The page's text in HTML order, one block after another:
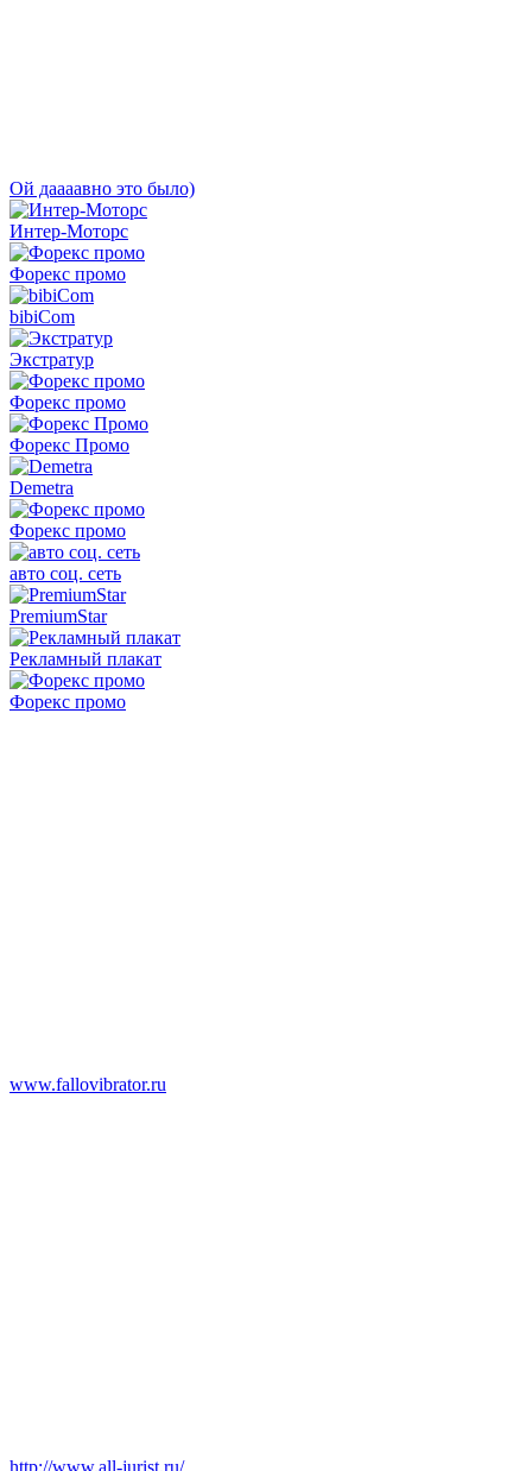
Ой даааавно это было)
Интер-Моторс
Форекс промо
bibiCom
Экстратур
Форекс промо
Форекс Промо
Demetra
Форекс промо
авто соц. сеть
PremiumStar
Рекламный плакат
Форекс промо
www.fallovibrator.ru
http://www.all-jurist.ru/